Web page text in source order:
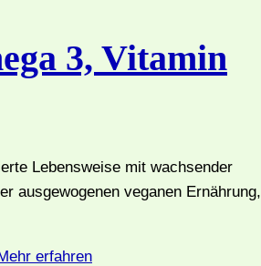
3, Vitamin
Lebensweise mit wachsender
ausgewogenen veganen Ernährung,
erfahren